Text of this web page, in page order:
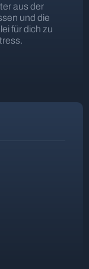
aus der
und die
für dich zu